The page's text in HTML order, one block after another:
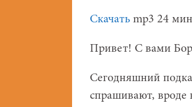
Скачать mp3 24
Привет! С вами
Сегодняшний
спрашивают, вроде